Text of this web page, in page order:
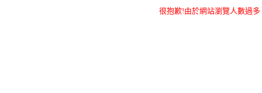
很抱歉!由於網站瀏覽人數過